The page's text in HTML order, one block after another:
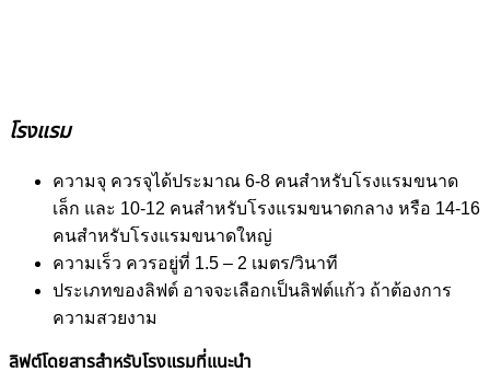
โรงแรม
ความจุ ควรจุได้ประมาณ 6-8 คนสำหรับโรงแรมขนาด
เล็ก และ 10-12 คนสำหรับโรงแรมขนาดกลาง หรือ 14-16
คนสำหรับโรงแรมขนาดใหญ่
ความเร็ว ควรอยู่ที่ 1.5 – 2 เมตร/วินาที
ประเภทของลิฟต์ อาจจะเลือกเป็นลิฟต์แก้ว ถ้าต้องการ
ความสวยงาม
ลิฟต์โดยสารสำหรับโรงแรมที่แนะนำ